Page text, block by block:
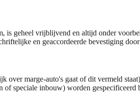
geheel vrijblijvend en altijd onder
en geaccordeerde bevestiging
marge-auto's gaat of dit vermeld
speciale inbouw) worden